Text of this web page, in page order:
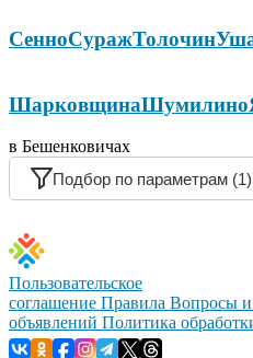
СенноСуражТолочин
ШарковщинаШумилино
в Бешенковичах
Подбор по параметрам (1)
Пользовательское
соглашение Правила Вопросы и
объявлений Политика